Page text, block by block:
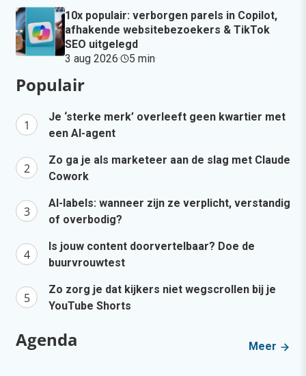
10x populair: verborgen parels in Copilot,
afhakende websitebezoekers & TikTok
SEO uitgelegd
3 aug 2026· 5 min·
Populair
Je ‘sterke merk’ overleeft geen kwartier met
een AI-agent
Zo ga je als marketeer aan de slag met Claude
Cowork
AI-labels: wanneer zijn ze verplicht, verstandig
of overbodig?
Is jouw content doorvertelbaar? Doe de
buurvrouwtest
Zo zorg je dat kijkers niet wegscrollen bij je
YouTube Shorts
Agenda Meer